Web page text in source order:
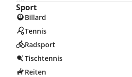
Sport
Billard
Tennis
Radsport
Tischtennis
Reiten